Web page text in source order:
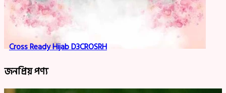
Cross Ready Hijab D3CROSRH
জনপ্রিয় পণ্য